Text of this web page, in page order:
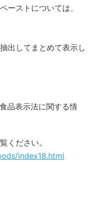
ーストについては、
出してまとめて表示し
品表示法に関する情
ください。
index18.html